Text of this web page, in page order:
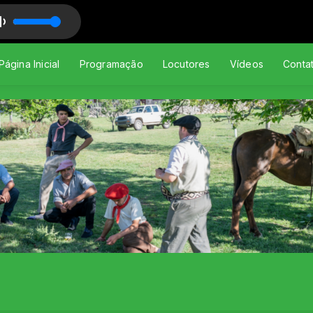
Gaúcha
siriema
Inicial Programação Locutores Vídeos